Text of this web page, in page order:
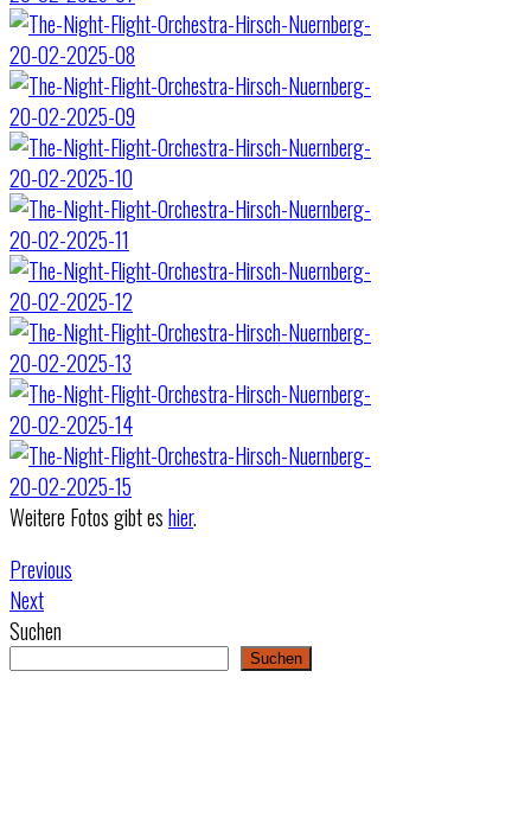
Weitere Fotos gibt eshier.
Previous
Next
Suchen
Suchen